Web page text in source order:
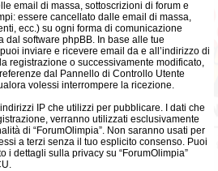
email di massa, sottoscrizioni di forum e
essere cancellato dalle email di massa,
ecc.) su ogni forma di comunicazione
dal software phpBB. In base alle tue
inviare e ricevere email da e all’indirizzo di
registrazione o successivamente modificato,
dal Pannello di Controllo Utente
volessi interrompere la ricezione.
IP che utilizzi per pubblicare. I dati che
verranno utilizzati esclusivamente
di “ForumOlimpia”. Non saranno usati per
a terzi senza il tuo esplicito consenso. Puoi
i dettagli sulla privacy su “ForumOlimpia”